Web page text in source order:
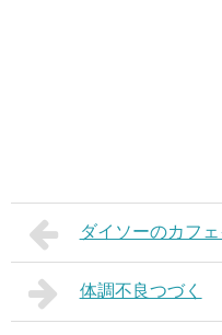
ダイソーのカフ
体調不良つづく